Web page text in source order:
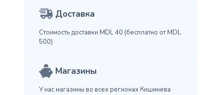
Доставка
Стоимость доставки MDL 40 (бесплатно от MDL
500)
Магазины
У нас магазины во всех регионах Кишинева